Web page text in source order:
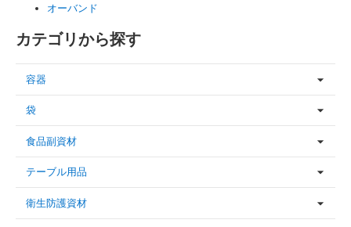
オーバンド
カテゴリから探す
容器
袋
食品副資材
テーブル用品
衛生防護資材